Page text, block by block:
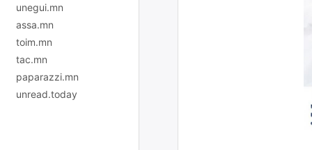
unegui.mn
assa.mn
toim.mn
tac.mn
paparazzi.mn
unread.today